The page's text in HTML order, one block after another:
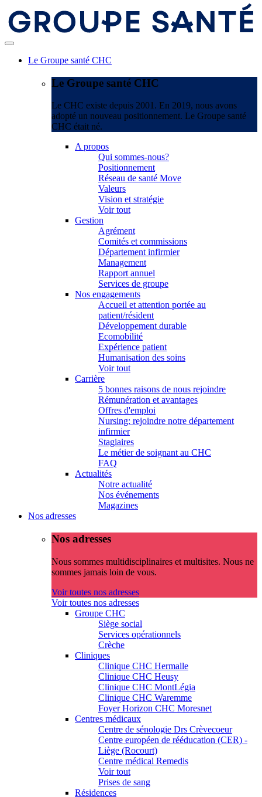
Le Groupe santé CHC
Le Groupe santé CHC
Le CHC existe depuis 2001. En 2019, nous avons
adopté un nouveau positionnement. Le Groupe santé
CHC était né.
A propos
Qui sommes-nous?
Positionnement
Réseau de santé Move
Valeurs
Vision et stratégie
Voir tout
Gestion
Agrément
Comités et commissions
Département infirmier
Management
Rapport annuel
Services de groupe
Nos engagements
Accueil et attention portée au
patient/résident
Développement durable
Ecomobilité
Expérience patient
Humanisation des soins
Voir tout
Carrière
5 bonnes raisons de nous rejoindre
Rémunération et avantages
Offres d'emploi
Nursing: rejoindre notre département
infirmier
Stagiaires
Le métier de soignant au CHC
FAQ
Actualités
Notre actualité
Nos événements
Magazines
Nos adresses
Nos adresses
Nous sommes multidisciplinaires et multisites. Nous ne
sommes jamais loin de vous.
Voir toutes nos adresses
Voir toutes nos adresses
Groupe CHC
Siège social
Services opérationnels
Crèche
Cliniques
Clinique CHC Hermalle
Clinique CHC Heusy
Clinique CHC MontLégia
Clinique CHC Waremme
Foyer Horizon CHC Moresnet
Centres médicaux
Centre de sénologie Drs Crèvecoeur
Centre européen de rééducation (CER) -
Liège (Rocourt)
Centre médical Remedis
Voir tout
Prises de sang
Résidences